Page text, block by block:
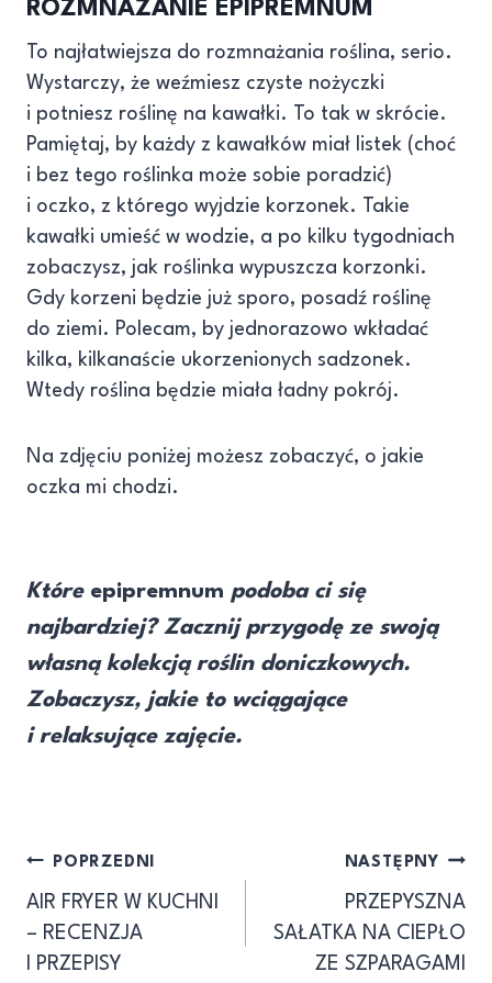
ROZMNAŻANIE EPIPREMNUM
To najłatwiejsza do rozmnażania roślina, serio.
Wystarczy, że weźmiesz czyste nożyczki
i potniesz roślinę na kawałki. To tak w skrócie.
Pamiętaj, by każdy z kawałków miał listek (choć
i bez tego roślinka może sobie poradzić)
i oczko, z którego wyjdzie korzonek. Takie
kawałki umieść w wodzie, a po kilku tygodniach
zobaczysz, jak roślinka wypuszcza korzonki.
Gdy korzeni będzie już sporo, posadź roślinę
do ziemi. Polecam, by jednorazowo wkładać
kilka, kilkanaście ukorzenionych sadzonek.
Wtedy roślina będzie miała ładny pokrój.
Na zdjęciu poniżej możesz zobaczyć, o jakie
oczka mi chodzi.
Które epipremnum podoba ci się
najbardziej? Zacznij przygodę ze swoją
własną kolekcją roślin doniczkowych.
Zobaczysz, jakie to wciągające
i relaksujące zajęcie.
Nawigacja
wpisu
POPRZEDNI
AIR FRYER W KUCHNI
– RECENZJA
I PRZEPISY
NASTĘPNY
PRZEPYSZNA
SAŁATKA NA CIEPŁO
ZE SZPARAGAMI